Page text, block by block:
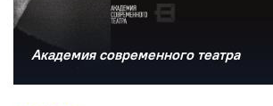
Академия современного театра